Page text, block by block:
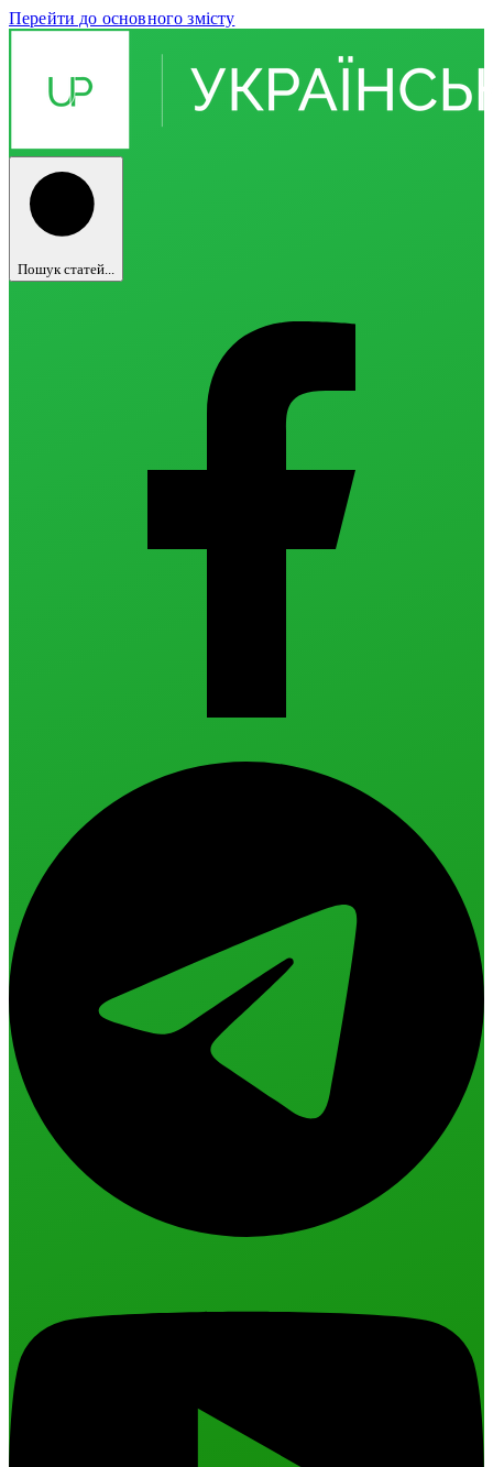
Перейти до основного змісту
Пошук статей...